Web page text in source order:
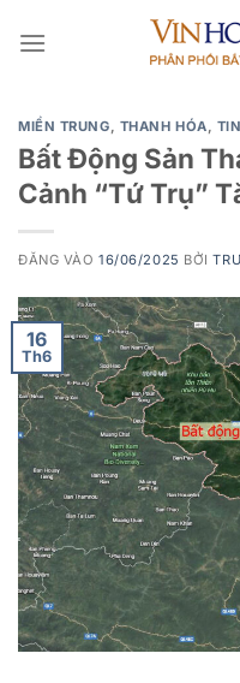
qua
MIỀN TRUNG, THANH HÓA,
Bất Động Sản
Cảnh “Tứ Trụ”
ĐĂNG VÀO16/06/2025 BỞI
16
Th6